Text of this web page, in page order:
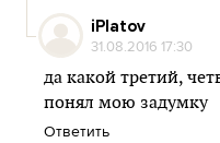
iPlatov
31.08.2016 17:30
да какой третий,
понял мою задумку
Ответить